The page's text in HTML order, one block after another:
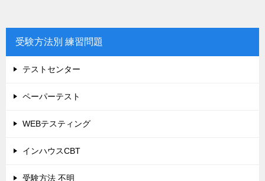
受験方法別 練習問題
テストセンター
ペーパーテスト
WEBテスティング
インハウスCBT
受験方法 不明